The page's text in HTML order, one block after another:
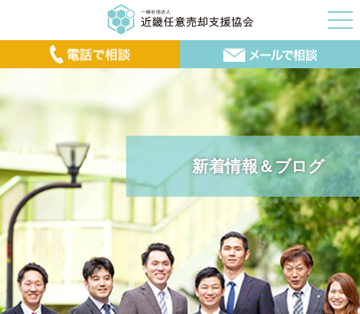
新着情報＆ブログ